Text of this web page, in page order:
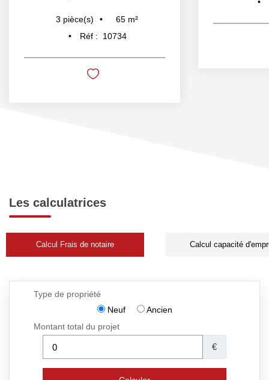
3 pièce(s) 65 m²
Réf :
10734
Les calculatrices
Calcul Frais de notaire Calcul capacité